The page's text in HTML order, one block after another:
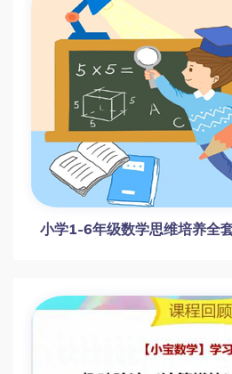
小学1-6年级数学思维培养全